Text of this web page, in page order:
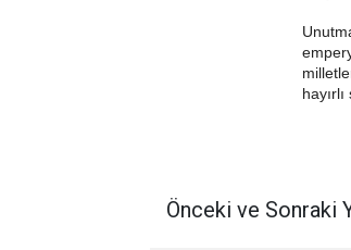
Önceki ve Sonraki